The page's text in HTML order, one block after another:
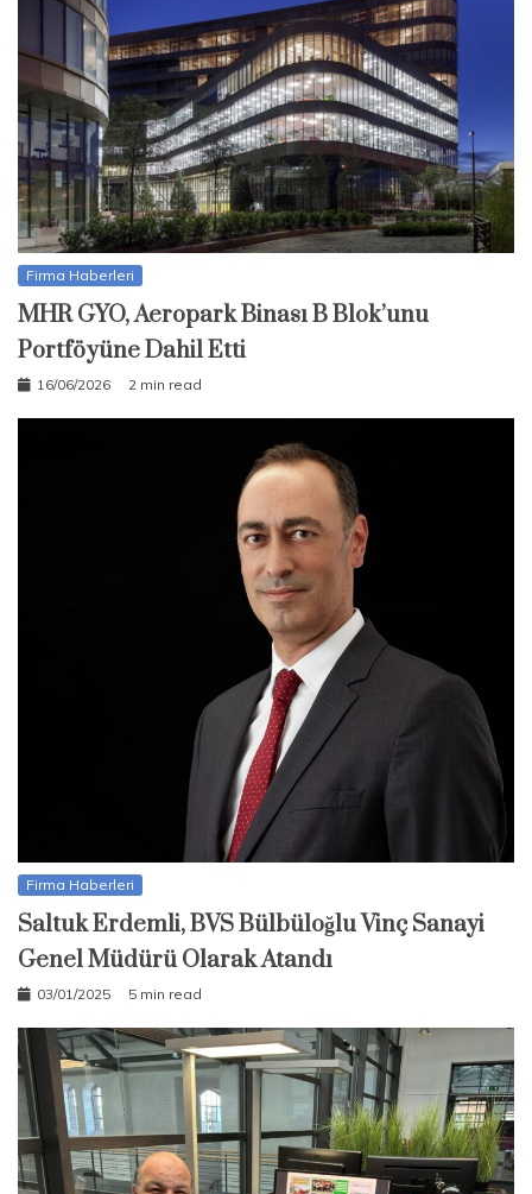
Firma Haberleri
MHR GYO, Aeropark Binası B Blok’unu
Portföyüne Dahil Etti
16/06/2026 2 min read
Firma Haberleri
Saltuk Erdemli, BVS Bülbüloğlu Vinç Sanayi
Genel Müdürü Olarak Atandı
03/01/2025 5 min read